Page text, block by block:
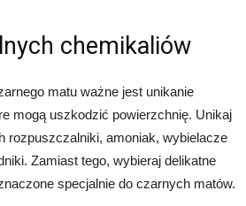
chemikaliów
matu ważne jest unikanie
mogą uszkodzić powierzchnię. Unikaj
rozpuszczalniki, amoniak, wybielacze
Zamiast tego, wybieraj delikatne
specjalnie do czarnych matów.